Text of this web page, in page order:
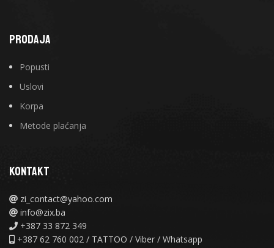
PRODAJA
Popusti
Uslovi
Korpa
Metode plaćanja
KONTAKT
zi_contact@yahoo.com
info@zix.ba
+387 33 872 349
+387 62 760 002 / TATTOO / Viber / Whatsapp